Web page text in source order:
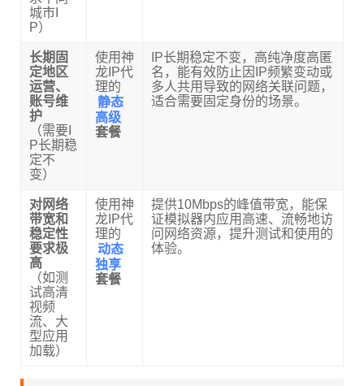
城市I
P）
长期固
定地区
运营、
账号维
护
（需要I
P长期稳
定不
变）
使用神
龙IP代
理的
静态
高级
套餐
IP长期稳定不变，高纯净度高匿
名，能有效防止因IP频繁变动或
多人共用导致的网络关联问题，
适合需要固定身份的场景。
对网络
带宽和
稳定性
要求极
高
（如测
试高清
视频
流、大
型应用
加载）
使用神
龙IP代
理的
动态
独享
套餐
提供10Mbps的峰值带宽，能保
证模拟器内应用高速、流畅地访
问网络资源，提升测试和使用的
体验。